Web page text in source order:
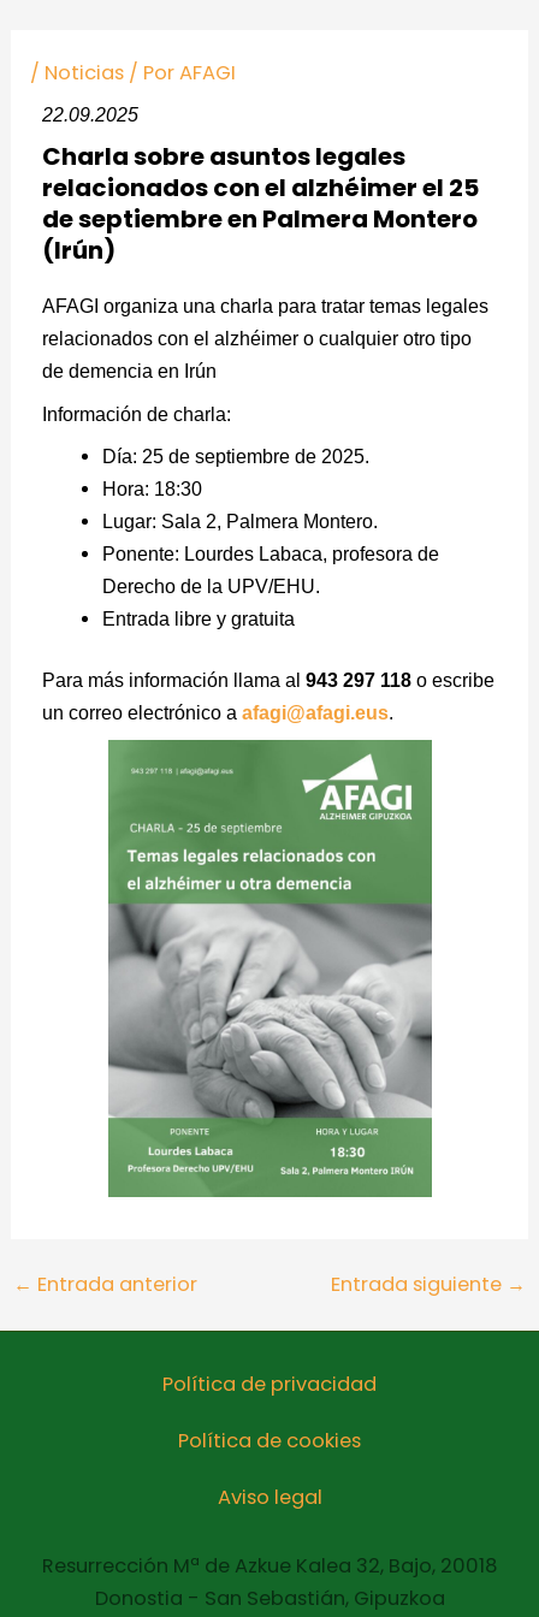
contenido
/ Noticias / PorAFAGI
22.09.2025
Charla sobre asuntos legales
relacionados con el alzhéimer el 25
de septiembre en Palmera Montero
(Irún)
AFAGI organiza una charla para tratar temas legales
relacionados con el alzhéimer o cualquier otro tipo
de demencia en Irún
Información de charla:
Día: 25 de septiembre de 2025.
Hora: 18:30
Lugar: Sala 2, Palmera Montero.
Ponente: Lourdes Labaca, profesora de
Derecho de la UPV/EHU.
Entrada libre y gratuita
Para más información llama al943 297 118 o escribe
un correo electrónico aafagi@afagi.eus.
entradas
← Entrada anterior Entrada siguiente →
Política de privacidad
Política de cookies
Aviso legal
Resurrección Mª de Azkue Kalea 32, Bajo, 20018
Donostia - San Sebastián, Gipuzkoa